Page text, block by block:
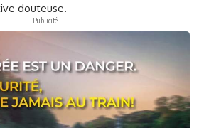
douteuse.
- Publicité -